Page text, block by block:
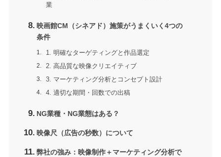
業
映画館CM（シネアド）施策がうまくいく4つの
条件
1. 明確なターゲティングと作品選定
2. 高品質な映像クリエイティブ
3. マーケティング分析とコンセプト設計
4. 適切な期間・回数での出稿
NG業種・NG業態はある？
映像尺（広告の秒数）について
弊社の強み：映像制作＋マーケティング分析で